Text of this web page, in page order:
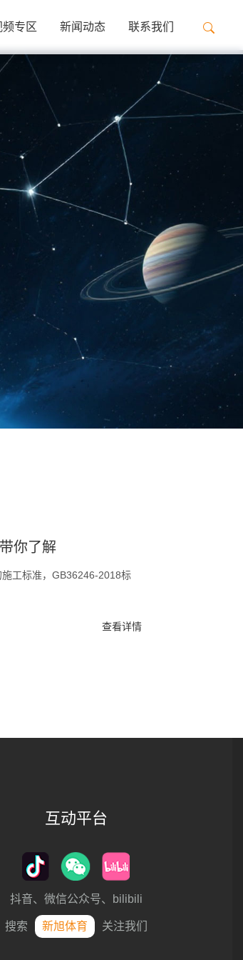
频专区 新闻动态 联系我们
你了解
工标准，GB36246-2018标
查看详情
互动平台
抖音、微信公众号、bilibili
搜索 新旭体育 关注我们